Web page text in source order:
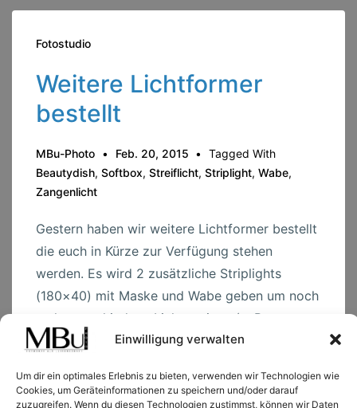
Einwilligung verwalten
Um dir ein optimales Erlebnis zu bieten, verwenden wir Technologien wie
Cookies, um Geräteinformationen zu speichern und/oder darauf
zuzugreifen. Wenn du diesen Technologien zustimmst, können wir Daten
Fotostudio
Weitere Lichtformer
bestellt
MBu-Photo Feb. 20, 2015
Tagged With
Beautydish, Softbox, Streiflicht, Striplight, Wabe,
Zangenlicht
Gestern haben wir weitere Lichtformer bestellt
die euch in Kürze zur Verfügung stehen
werden. Es wird 2 zusätzliche Striplights
(180×40) mit Maske und Wabe geben um noch
mehr verschiedene Lichtsettings (z. B.
Streiflicht, Zangenlicht) realisieren zu können.